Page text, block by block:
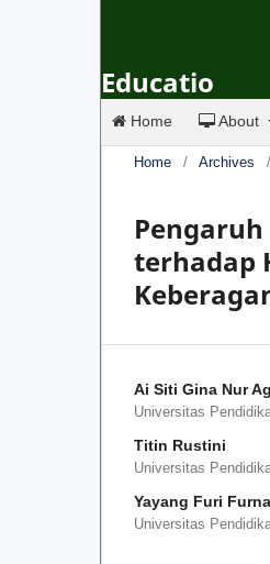
Educatio
Home About
Home / Archives /
terhadap
Ai Siti Gina Nur
Universitas
Titin Rustini
Universitas
Yayang Furi
Universitas